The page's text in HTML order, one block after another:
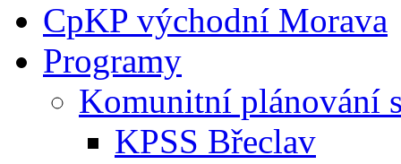
CpKP východní Morava
Programy
Komunitní plánování
KPSS Břeclav